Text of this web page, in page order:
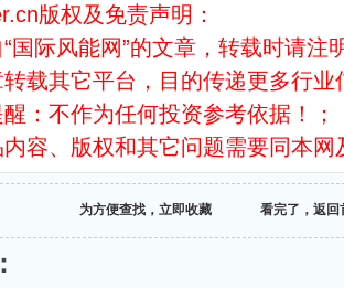
版权及免责声明：
际风能网”的文章，转载时请注
载其它平台，目的传递更多行业
：不作为任何投资参考依据！；
容、版权和其它问题需要同本网
为方便查找，立即收藏 看完了，返回
：